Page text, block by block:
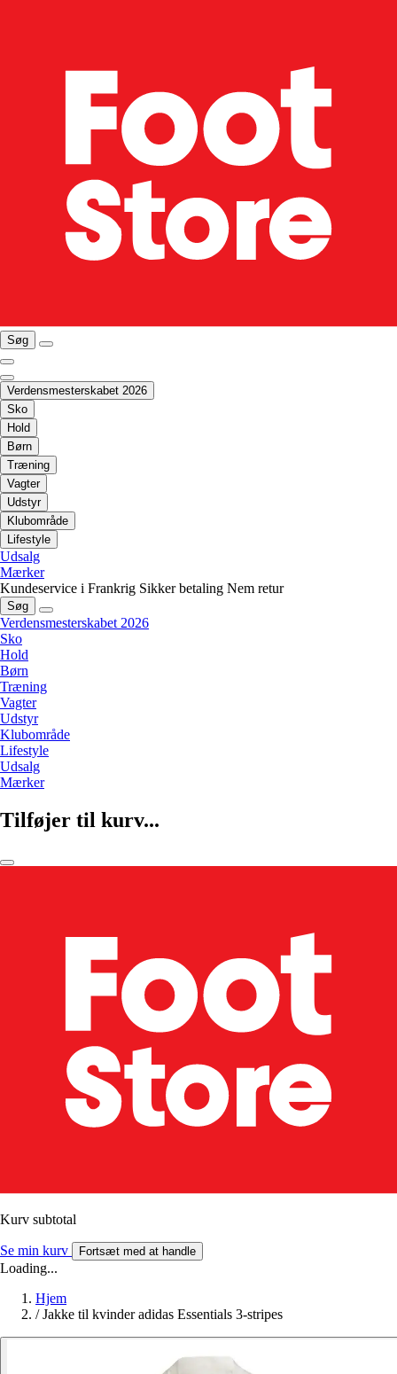
Søg
Verdensmesterskabet 2026
Sko
Hold
Børn
Træning
Vagter
Udstyr
Klubområde
Lifestyle
Udsalg
Mærker
Kundeservice i Frankrig Sikker betaling Nem retur
Søg
Verdensmesterskabet 2026
Sko
Hold
Børn
Træning
Vagter
Udstyr
Klubområde
Lifestyle
Udsalg
Mærker
Tilføjer til kurv...
Kurv subtotal
Se min kurv Fortsæt med at handle
Loading...
Hjem
/ Jakke til kvinder adidas Essentials 3-stripes